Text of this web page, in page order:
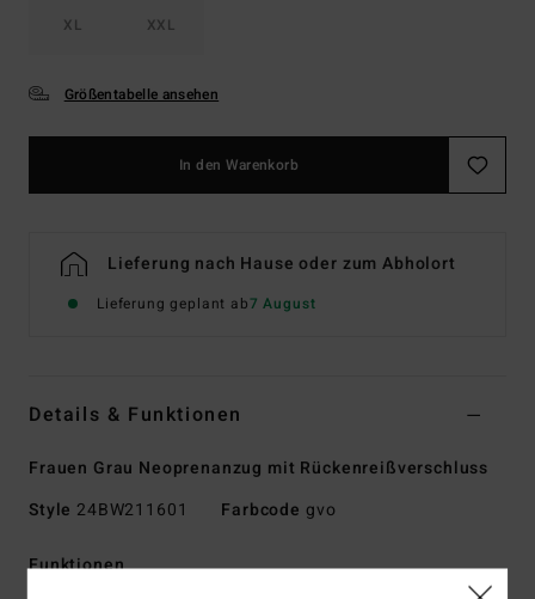
XL XXL
Größentabelle ansehen
In den Warenkorb
Lieferung nach Hause oder zum Abholort
Lieferung geplant ab7 August
Details & Funktionen
Frauen Grau Neoprenanzug mit Rückenreißverschluss
Style 24BW211601 Farbcode gvo
Funktionen